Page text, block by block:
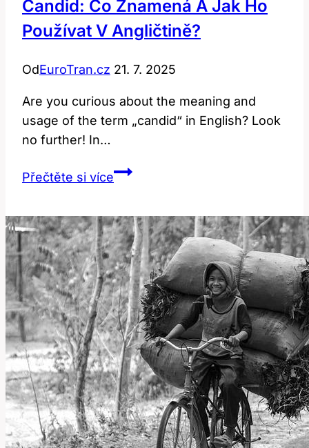
Candid: Co Znamená A Jak Ho
Používat V Angličtině?
OdEuroTran.cz 21. 7. 2025
Are you curious about the meaning and
usage of the term „candid“ in English? Look
no further! In…
Přečtěte si víceCandid:
a
Jak
Ho
Používat
v
Angličtině?